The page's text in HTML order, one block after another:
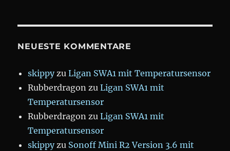
NEUESTE KOMMENTARE
skippyzuLigan SWA1 mit Temperatursensor
Rubberdragon zuLigan SWA1 mit
Temperatursensor
Rubberdragon zuLigan SWA1 mit
Temperatursensor
skippyzu Sonoff Mini R2 Version 3.6 mit